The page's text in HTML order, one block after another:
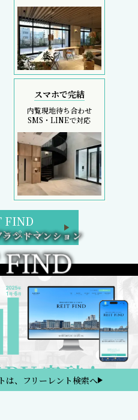
スマホで完結
内覧現地待ち合わせ
SMS・LINEで対応
FIND
ペーン
は、フリーレント検索へ